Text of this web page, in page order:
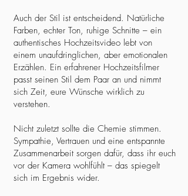
Auch der Stil ist entscheidend. Natürliche
Farben, echter Ton, ruhige Schnitte – ein
authentisches Hochzeitsvideo lebt von
einem unaufdringlichen, aber emotionalen
Erzählen. Ein erfahrener Hochzeitsfilmer
passt seinen Stil dem Paar an und nimmt
sich Zeit, eure Wünsche wirklich zu
verstehen.
Nicht zuletzt sollte die Chemie stimmen.
Sympathie, Vertrauen und eine entspannte
Zusammenarbeit sorgen dafür, dass ihr euch
vor der Kamera wohlfühlt – das spiegelt
sich im Ergebnis wider.